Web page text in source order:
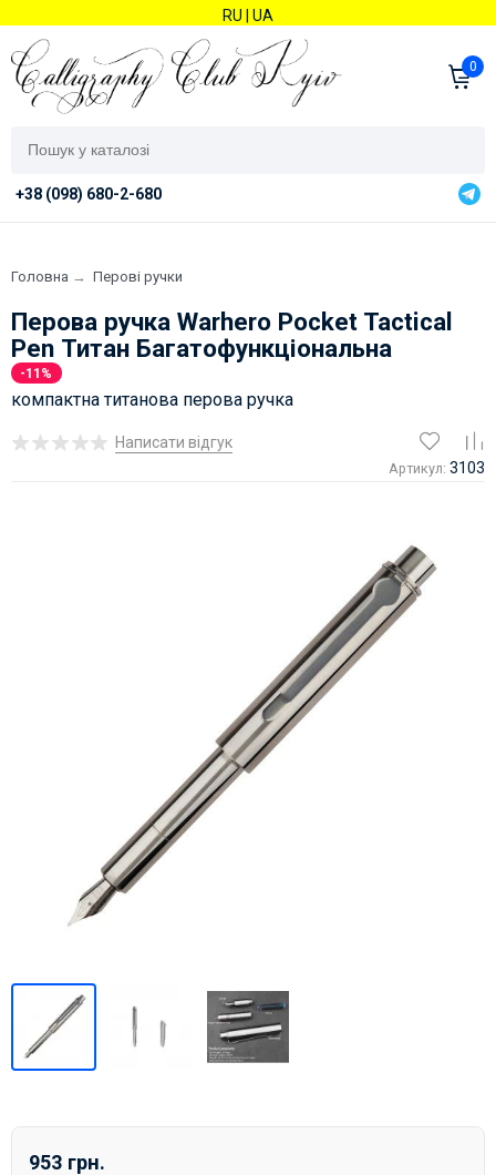
RU UA
0
+38 (098) 680-2-680
Головна → Перові ручки
Перова ручка Warhero Pocket Tactical
Pen Титан Багатофункціональна
-11%
компактна титанова перова ручка
Написати відгук
Артикул: 3103
953 грн.